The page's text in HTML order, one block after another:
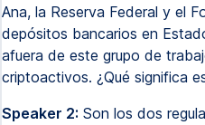
Ana, la Reserva Federal y el
depósitos bancarios en
afuera de este grupo de
criptoactivos. ¿Qué significa
Speaker 2: Son los dos